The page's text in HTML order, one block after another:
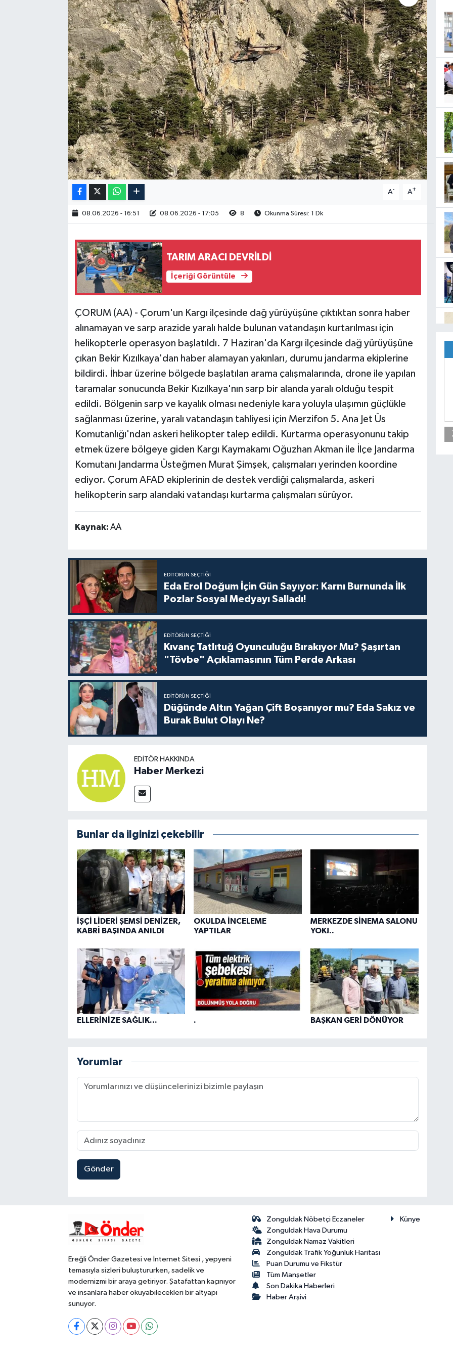
A- A+
08.06.2026 - 16:51 08.06.2026 - 17:05 8 Okunma Süresi: 1 Dk
TARIM ARACI DEVRİLDİ
İçeriği Görüntüle
ÇORUM (AA) - Çorum'un Kargı ilçesinde dağ yürüyüşüne çıktıktan sonra haber
alınamayan ve sarp arazide yaralı halde bulunan vatandaşın kurtarılması için
helikopterle operasyon başlatıldı. 7 Haziran'da Kargı ilçesinde dağ yürüyüşüne
çıkan Bekir Kızılkaya'dan haber alamayan yakınları, durumu jandarma ekiplerine
bildirdi. İhbar üzerine bölgede başlatılan arama çalışmalarında, drone ile yapılan
taramalar sonucunda Bekir Kızılkaya'nın sarp bir alanda yaralı olduğu tespit
edildi. Bölgenin sarp ve kayalık olması nedeniyle kara yoluyla ulaşımın güçlükle
sağlanması üzerine, yaralı vatandaşın tahliyesi için Merzifon 5. Ana Jet Üs
Komutanlığı'ndan askeri helikopter talep edildi. Kurtarma operasyonunu takip
etmek üzere bölgeye giden Kargı Kaymakamı Oğuzhan Akman ile İlçe Jandarma
Komutanı Jandarma Üsteğmen Murat Şimşek, çalışmaları yerinden koordine
ediyor. Çorum AFAD ekiplerinin de destek verdiği çalışmalarda, askeri
helikopterin sarp alandaki vatandaşı kurtarma çalışmaları sürüyor.
Kaynak: AA
EDITÖRÜN SEÇTIĞI
Eda Erol Doğum İçin Gün Sayıyor: Karnı Burnunda İlk
Pozlar Sosyal Medyayı Salladı!
EDITÖRÜN SEÇTIĞI
Kıvanç Tatlıtuğ Oyunculuğu Bırakıyor Mu? Şaşırtan
"Tövbe" Açıklamasının Tüm Perde Arkası
EDITÖRÜN SEÇTIĞI
Düğünde Altın Yağan Çift Boşanıyor mu? Eda Sakız ve
Burak Bulut Olayı Ne?
EDITÖR HAKKINDA
Haber Merkezi
Bunlar da ilginizi çekebilir
İŞÇİ LİDERİ ŞEMSİ DENİZER,
KABRİ BAŞINDA ANILDI
OKULDA İNCELEME
YAPTILAR
MERKEZDE SİNEMA SALONU
YOK!..
ELLERİNİZE SAĞLIK... . BAŞKAN GERİ DÖNÜYOR
Yorumlar
Gönder
Ereğli Önder Gazetesi ve İnternet Sitesi , yepyeni
temasıyla sizleri buluştururken, sadelik ve
modernizmi bir araya getiriyor. Şatafattan kaçınıyor
ve insanlara haber okuyabilecekleri bir altyapı
sunuyor.
Zonguldak Nöbetçi Eczaneler
Zonguldak Hava Durumu
Zonguldak Namaz Vakitleri
Zonguldak Trafik Yoğunluk Haritası
Puan Durumu ve Fikstür
Tüm Manşetler
Son Dakika Haberleri
Haber Arşivi
Künye
RESMİ İLAN